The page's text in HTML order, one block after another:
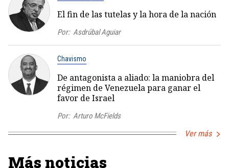
El fin de las tutelas y la hora de la nación
Por: Asdrúbal Aguiar
Chavismo
De antagonista a aliado: la maniobra del
régimen de Venezuela para ganar el
favor de Israel
Por: Arturo McFields
Ver más
Más noticias